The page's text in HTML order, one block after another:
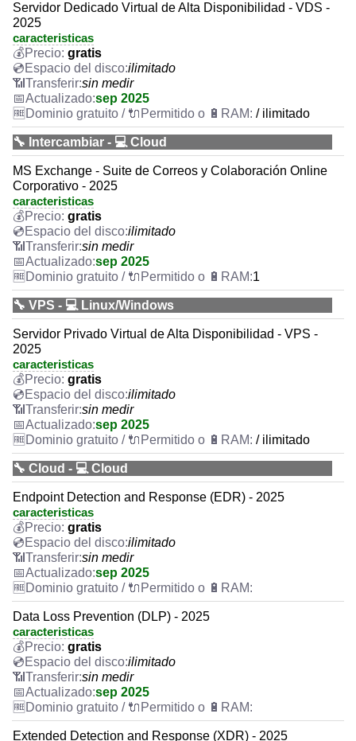
Servidor Dedicado Virtual de Alta Disponibilidad - VDS -
2025
caracteristicas
gratis
ilimitado
sin medir
sep 2025
/ ilimitado
🔧 Intercambiar - 💻 Cloud
MS Exchange - Suite de Correos y Colaboración Online
Corporativo - 2025
caracteristicas
gratis
ilimitado
sin medir
sep 2025
1
🔧 VPS - 💻 Linux/Windows
Servidor Privado Virtual de Alta Disponibilidad - VPS -
2025
caracteristicas
gratis
ilimitado
sin medir
sep 2025
/ ilimitado
🔧 Cloud - 💻 Cloud
Endpoint Detection and Response (EDR) - 2025
caracteristicas
gratis
ilimitado
sin medir
sep 2025
Data Loss Prevention (DLP) - 2025
caracteristicas
gratis
ilimitado
sin medir
sep 2025
Extended Detection and Response (XDR) - 2025